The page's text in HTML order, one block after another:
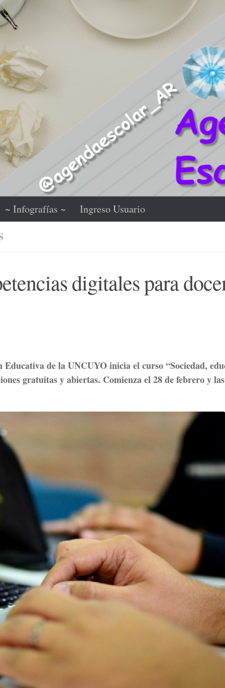
~ Infografías ~ Ingreso Usuario
digitales para
de la UNCUYO inicia el curso “Sociedad,
gratuitas y abiertas. Comienza el 28 de febrero y las